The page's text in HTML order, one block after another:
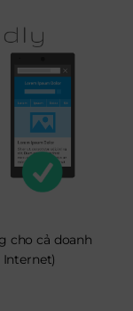
cho cả doanh